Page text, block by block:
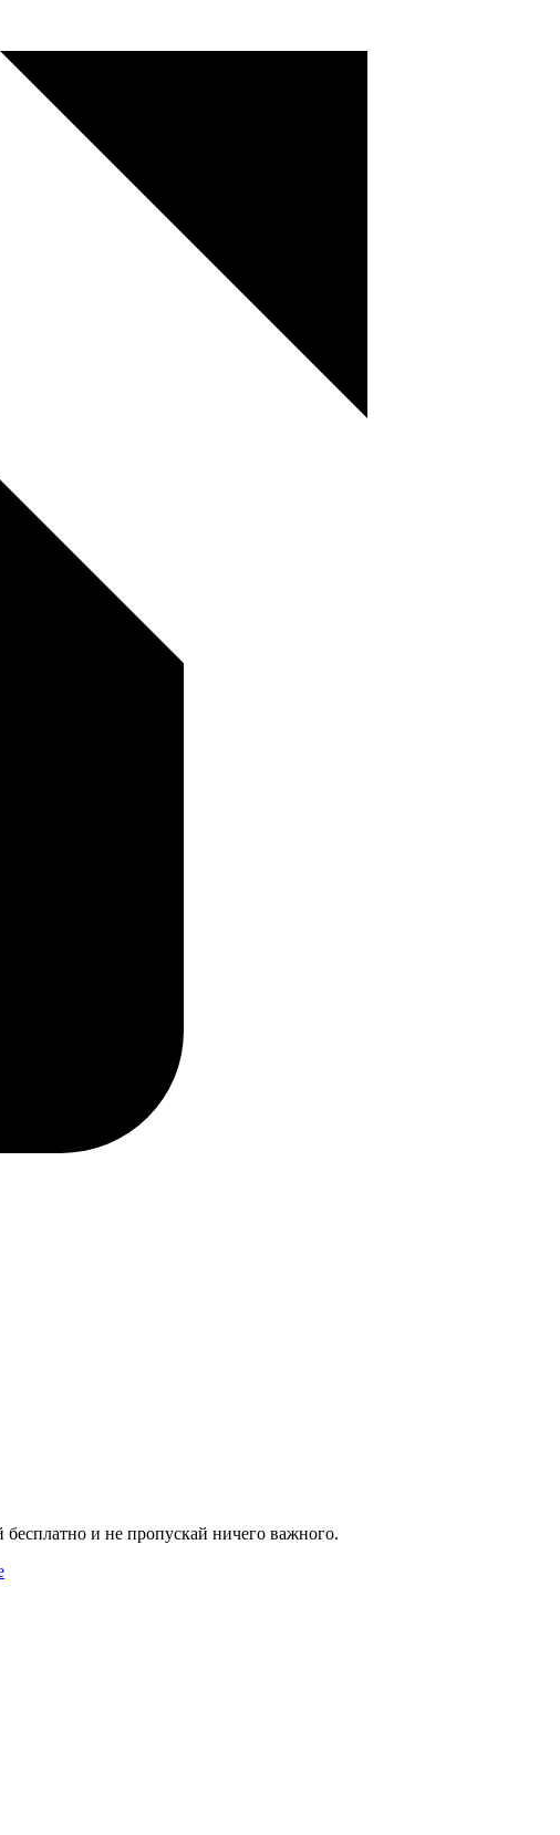
и не пропускай ничего важного.